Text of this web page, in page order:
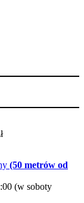
(50 metrów od
(w soboty